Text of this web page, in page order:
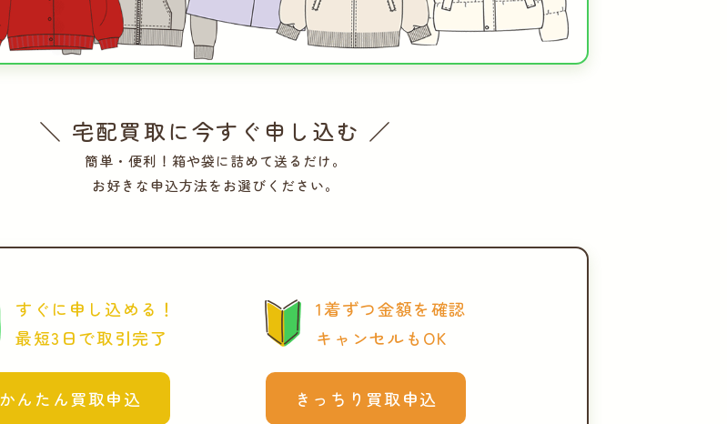
＼ 宅配買取に今すぐ申し込む ／
簡単・便利！箱や袋に詰めて送るだけ。
お好きな申込方法をお選びください。
すぐに申し込める！
最短3日で取引完了
かんたん買取申込
1着ずつ金額を確認
キャンセルもOK
きっちり買取申込